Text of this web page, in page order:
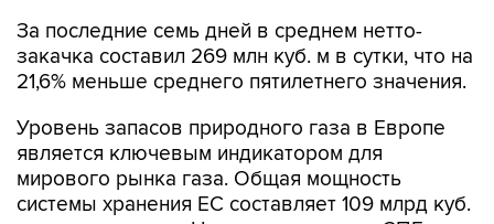
За последние семь дней в среднем нетто-
закачка составил 269 млн куб. м в сутки, что на
21,6% меньше среднего пятилетнего значения.
Уровень запасов природного газа в Европе
является ключевым индикатором для
мирового рынка газа. Общая мощность
системы хранения ЕС составляет 109 млрд куб.